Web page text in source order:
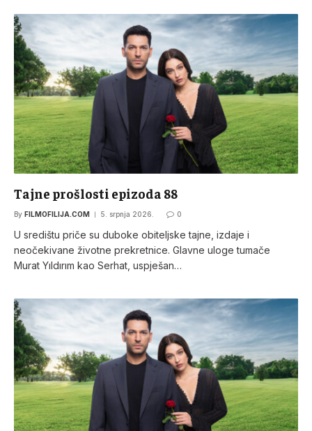
Tajne prošlosti epizoda 88
By FILMOFILIJA.COM 5. srpnja 2026. 0
U središtu priče su duboke obiteljske tajne, izdaje i
neočekivane životne prekretnice. Glavne uloge tumače
Murat Yıldırım kao Serhat, uspješan…